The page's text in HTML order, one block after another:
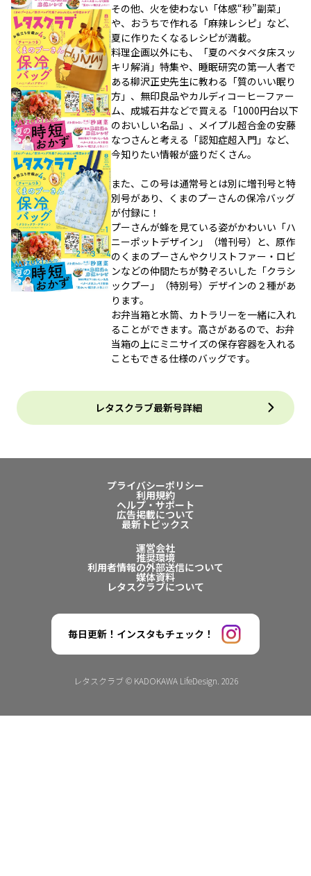
その他、火を使わない「体感“秒”副菜」
や、おうちで作れる「麻辣レシピ」など、
夏に作りたくなるレシピが満載。
料理企画以外にも、「夏のベタベタ床スッ
キリ解消」特集や、睡眠研究の第一人者で
ある柳沢正史先生に教わる「質のいい眠り
方」、無印良品やカルディコーヒーファー
ム、成城石井などで買える「1000円台以下
のおいしい名品」、メイプル超合金の安藤
なつさんと考える「認知症超入門」など、
今知りたい情報が盛りだくさん。
また、この号は通常号とは別に増刊号と特
別号があり、くまのプーさんの保冷バッグ
が付録に！
プーさんが蜂を見ている姿がかわいい「ハ
ニーポットデザイン」（増刊号）と、原作
のくまのプーさんやクリストファー・ロビ
ンなどの仲間たちが勢ぞろいした「クラシ
ックプー」（特別号）デザインの２種があ
ります。
お弁当箱と水筒、カトラリーを一緒に入れ
ることができます。高さがあるので、お弁
当箱の上にミニサイズの保存容器を入れる
こともできる仕様のバッグです。
レタスクラブ最新号詳細
プライバシーポリシー
利用規約
ヘルプ・サポート
広告掲載について
最新トピックス
運営会社
推奨環境
利用者情報の外部送信について
媒体資料
レタスクラブについて
毎日更新！インスタもチェック！
レタスクラブ © KADOKAWA LifeDesign. 2026